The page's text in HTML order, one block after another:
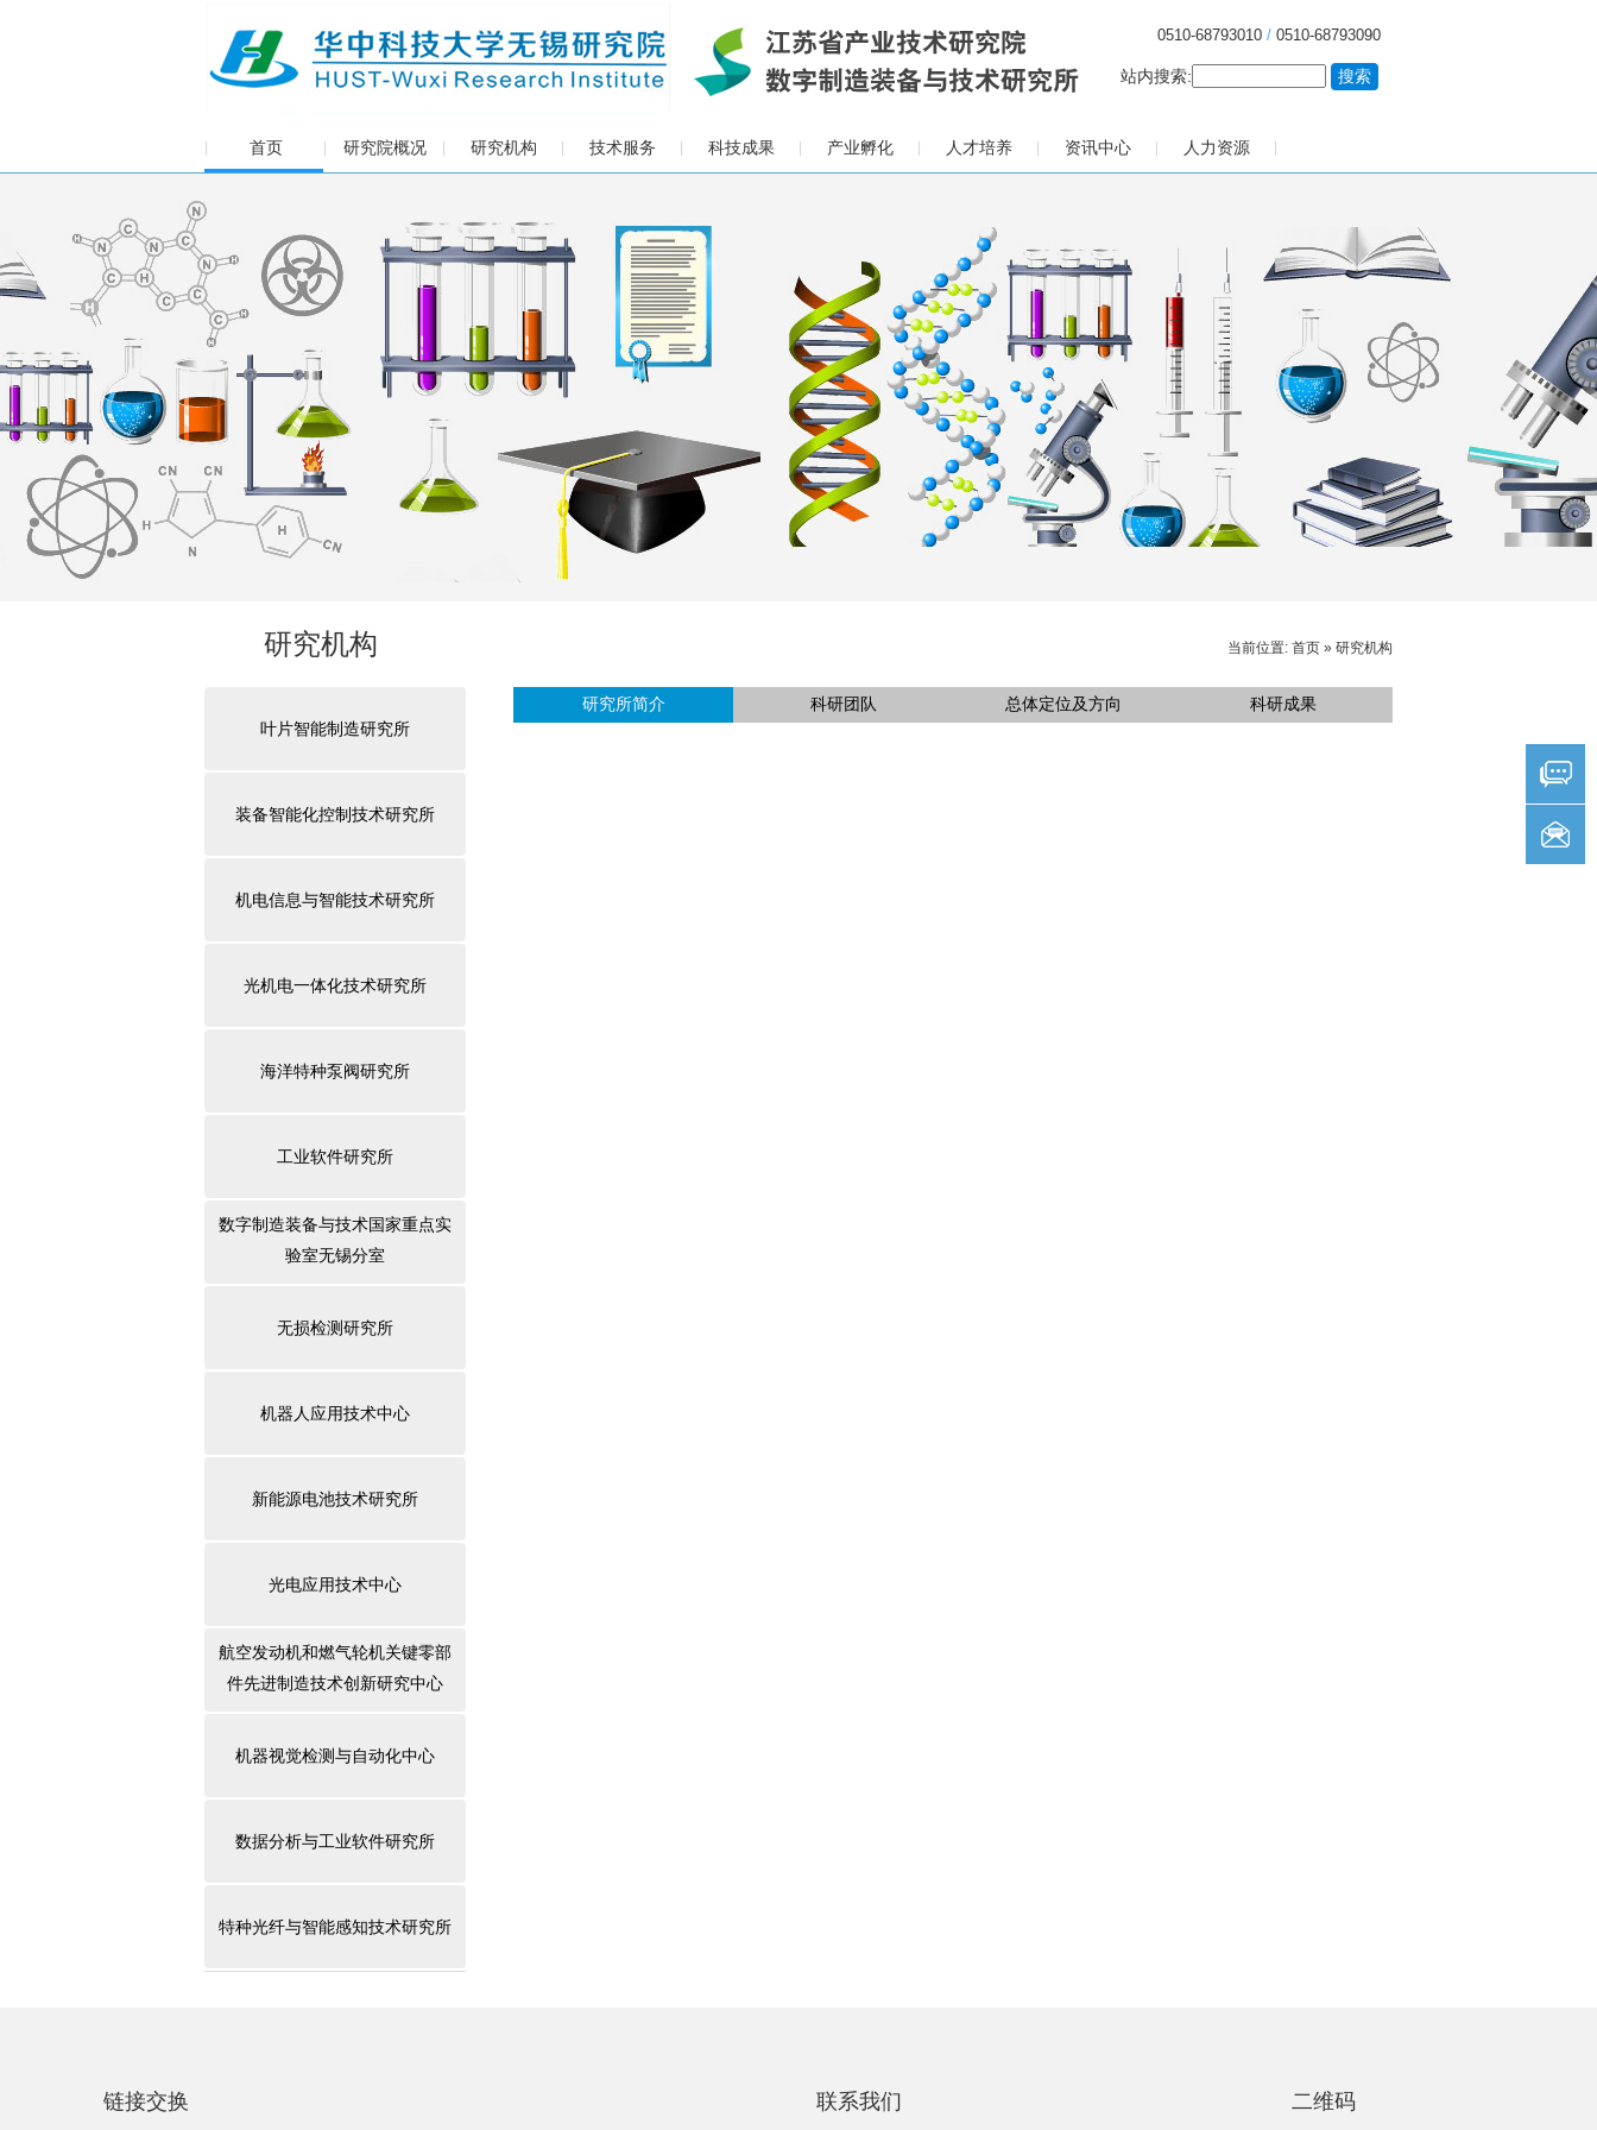
0510-68793010 / 0510-68793090
站内搜索:
首页 研究院概况 研究机构 技术服务 科技成果 产业孵化 人才培养 资讯中心 人力资源
研究机构 当前位置: 首页 » 研究机构
叶片智能制造研究所
装备智能化控制技术研究所
机电信息与智能技术研究所
光机电一体化技术研究所
海洋特种泵阀研究所
工业软件研究所
数字制造装备与技术国家重点实
验室无锡分室
无损检测研究所
机器人应用技术中心
新能源电池技术研究所
光电应用技术中心
航空发动机和燃气轮机关键零部
件先进制造技术创新研究中心
机器视觉检测与自动化中心
数据分析与工业软件研究所
特种光纤与智能感知技术研究所
研究所简介 科研团队 总体定位及方向 科研成果